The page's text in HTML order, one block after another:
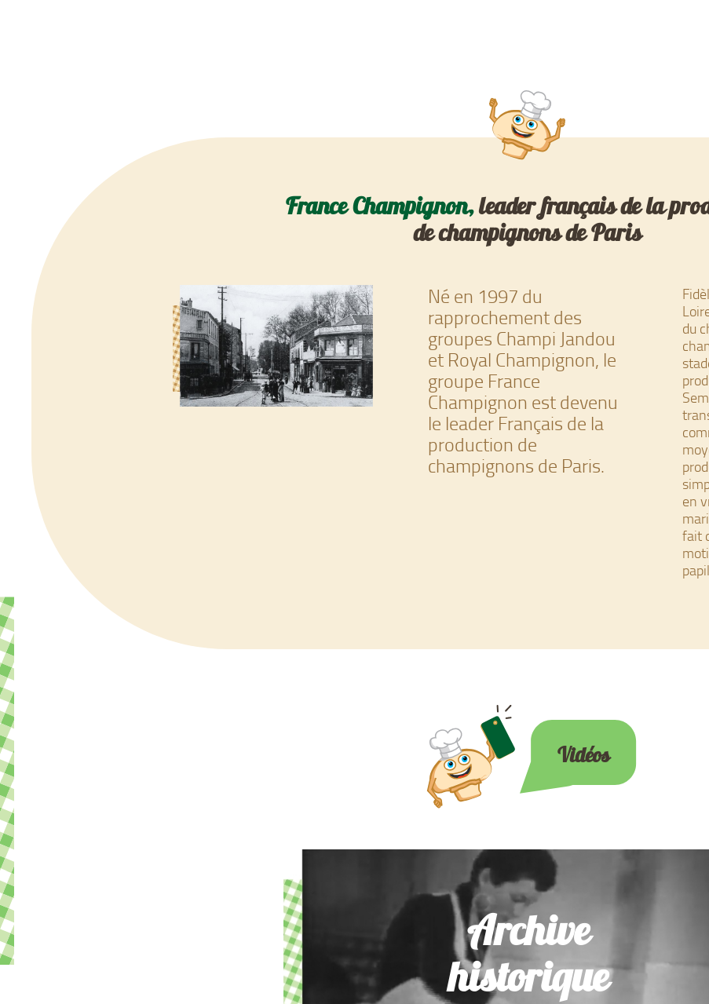
France Champignon,leader français de la
de champignons de Paris
Né en 1997 du
rapprochement des
groupes Champi Jandou
et Royal Champignon, le
groupe France
Champignon est devenu
le leader Français de la
production de
champignons de Paris.
du
en
fait
Vidéos
Archive
historique